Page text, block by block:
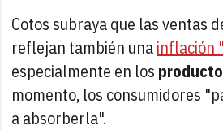
Cotos subraya que las ventas
reflejan también unainflación
especialmente en los
momento, los consumidores
a absorberla".